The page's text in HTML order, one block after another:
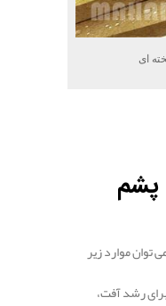
ای
موارد زیر
رشد آفت،